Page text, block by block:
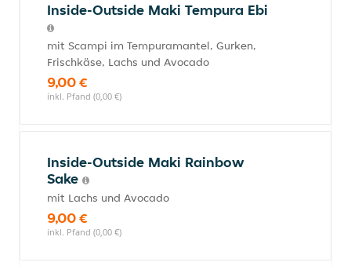
Inside-Outside Maki Tempura Ebi
mit Scampi im Tempuramantel, Gurken,
Frischkäse, Lachs und Avocado
9,00 €
inkl. Pfand (0,00 €)
Inside-Outside Maki Rainbow
Sake
mit Lachs und Avocado
9,00 €
inkl. Pfand (0,00 €)